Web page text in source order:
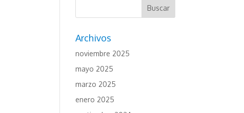
Archivos
noviembre 2025
mayo 2025
marzo 2025
enero 2025